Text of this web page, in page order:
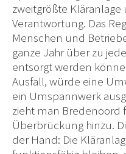
zweitgrößte
Verantwortung. Das
Menschen und
ganze Jahr über zu
entsorgt werden
Ausfall, würde eine
ein Umspannwerk
zieht man Bredenoord
Überbrückung hinzu.
der Hand: Die